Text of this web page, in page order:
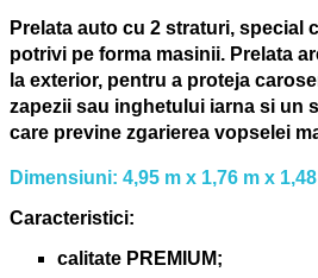
Prelata auto cu 2 straturi, special
potrivi pe forma masinii. Prelata
la exterior, pentru a proteja
zapezii sau inghetului iarna si un
care previne zgarierea vopselei
Dimensiuni: 4,95 m x 1,76 m x
Caracteristici:
calitate PREMIUM;